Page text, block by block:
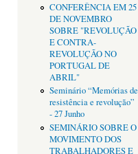
CONFERÊNCIA EM 25
DE NOVEMBRO
SOBRE "REVOLUÇÃO
E CONTRA-
REVOLUÇÃO NO
PORTUGAL DE
ABRIL"
Seminário “Memórias de
resistência e revolução”
- 27 Junho
SEMINÁRIO SOBRE O
MOVIMENTO DOS
TRABALHADORES E